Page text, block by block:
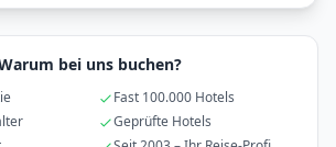
bei uns buchen?
Fast 100.000 Hotels
Geprüfte Hotels